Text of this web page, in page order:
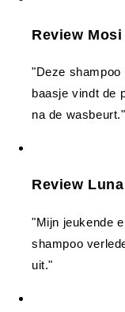
Review Mosi
"Deze
baasje vindt de
na de wasbeurt."
Review Luna
"Mijn jeukende
shampoo
uit."